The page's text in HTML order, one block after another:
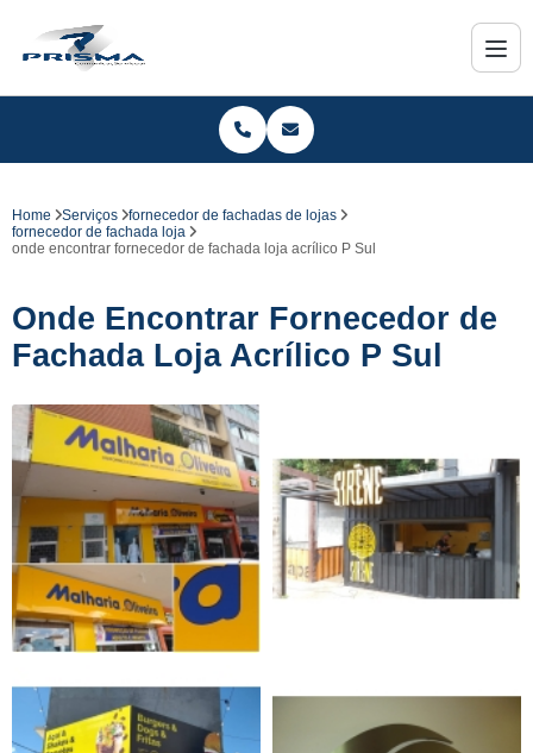
Home Serviços
fornecedor de fachadas de lojas
fornecedor de fachada loja
onde encontrar fornecedor de fachada loja acrílico P Sul
Onde Encontrar Fornecedor de
Fachada Loja Acrílico P Sul